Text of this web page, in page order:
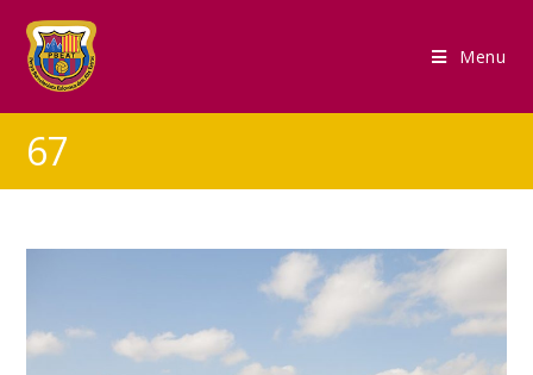
Menu
67